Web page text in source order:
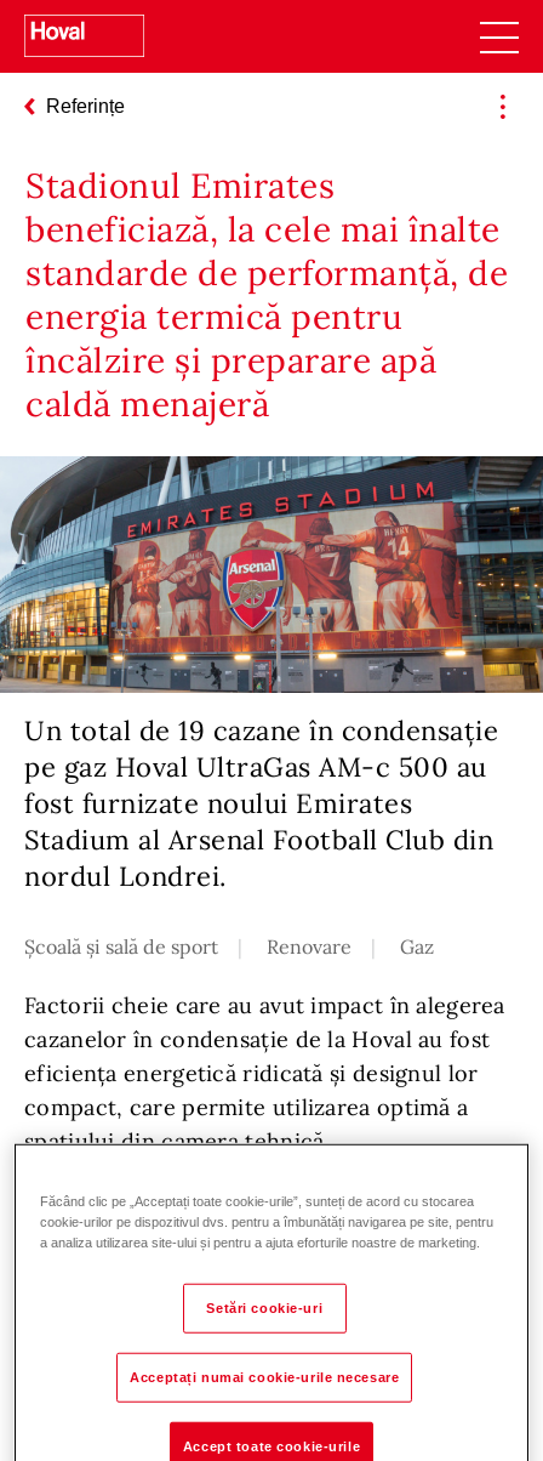
Referințe
Stadionul Emirates
beneficiază, la cele mai înalte
standarde de performanță, de
energia termică pentru
încălzire și preparare apă
caldă menajeră
Un total de 19 cazane în condensație
pe gaz Hoval UltraGas AM-c 500 au
fost furnizate noului Emirates
Stadium al Arsenal Football Club din
nordul Londrei.
Școală și sală de sport Renovare Gaz
Factorii cheie care au avut impact în alegerea
cazanelor în condensație de la Hoval au fost
eficiența energetică ridicată și designul lor
compact, care permite utilizarea optimă a
spațiului din camera tehnică.
Inaugurat de Prințul Philip, Duce de
Edinburgh,Stadionul Emirateseste un
de aproximativ 69.000 m², având o capacitate
de 60.000 de spectatori. Proiectul a avut un
impact economic substantial, a creat peste
2600 de noi locuri de muncă în zonă și a
facilitat, de asemenea, construcția a 2500 de
Făcând clic pe „Acceptați toate cookie-urile”, sunteți de acord cu stocarea
cookie-urilor pe dispozitivul dvs. pentru a îmbunătăți navigarea pe site, pentru
a analiza utilizarea site-ului și pentru a ajuta eforturile noastre de marketing.
Setări cookie-uri
Acceptați numai cookie-urile necesare
Accept toate cookie-urile